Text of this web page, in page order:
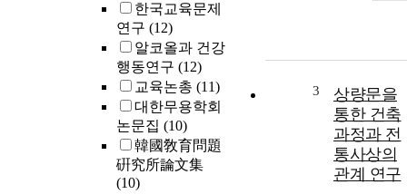
한국교육문제
연구 (12)
알코올과 건강
행동연구 (12)
교육논총 (11)
대한무용학회
논문집 (10)
韓國敎育問題
硏究所論文集
(10)
3
상량문을
통한 건축
과정과 전
통사상의
관계 연구